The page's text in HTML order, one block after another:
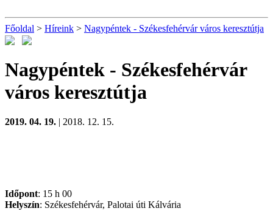
Főoldal > Híreink > Nagypéntek - Székesfehérvár város keresztútja
Nagypéntek - Székesfehérvár
város keresztútja
2019. 04. 19. | 2018. 12. 15.
Időpont: 15 h 00
Helyszín: Székesfehérvár, Palotai úti Kálvária